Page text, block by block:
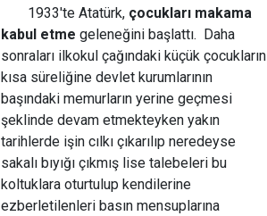
1933'te Atatürk, çocukları makama
kabul etme geleneğini başlattı. Daha
sonraları ilkokul çağındaki küçük çocukların
kısa süreliğine devlet kurumlarının
başındaki memurların yerine geçmesi
şeklinde devam etmekteyken yakın
tarihlerde işin cılkı çıkarılıp neredeyse
sakalı bıyığı çıkmış lise talebeleri bu
koltuklara oturtulup kendilerine
ezberletilenleri basın mensuplarına